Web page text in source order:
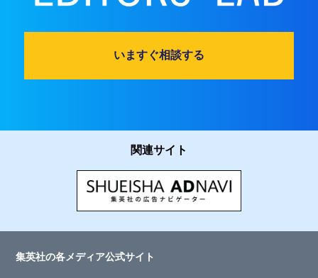
いますぐ相談する
関連サイト
集英社の各メディア公式サイト